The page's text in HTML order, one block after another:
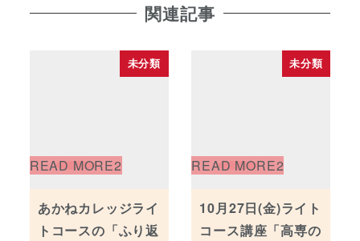
関連記事
未分類
あかねカレッジライ
トコースの「ふり返
未分類
10月27日(金)ライト
コース講座「高専の